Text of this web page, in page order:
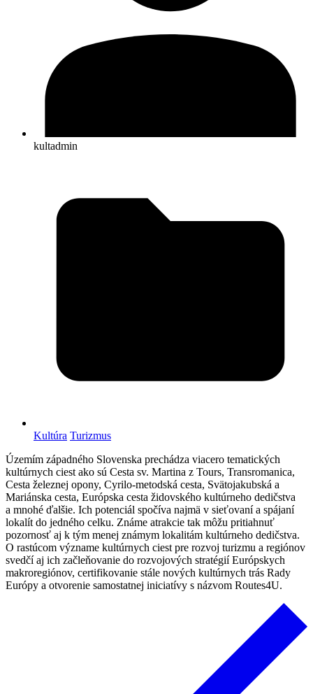
kultadmin
Kultúra Turizmus
Územím západného Slovenska prechádza viacero tematických
kultúrnych ciest ako sú Cesta sv. Martina z Tours, Transromanica,
Cesta železnej opony, Cyrilo-metodská cesta, Svätojakubská a
Mariánska cesta, Európska cesta židovského kultúrneho dedičstva
a mnohé ďalšie. Ich potenciál spočíva najmä v sieťovaní a spájaní
lokalít do jedného celku. Známe atrakcie tak môžu pritiahnuť
pozornosť aj k tým menej známym lokalitám kultúrneho dedičstva.
O rastúcom význame kultúrnych ciest pre rozvoj turizmu a regiónov
svedčí aj ich začleňovanie do rozvojových stratégií Európskych
makroregiónov, certifikovanie stále nových kultúrnych trás Rady
Európy a otvorenie samostatnej iniciatívy s názvom Routes4U.